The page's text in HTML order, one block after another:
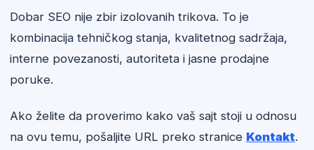
Dobar SEO nije zbir izolovanih trikova. To je
kombinacija tehničkog stanja, kvalitetnog sadržaja,
interne povezanosti, autoriteta i jasne prodajne
poruke.
Ako želite da proverimo kako vaš sajt stoji u odnosu
na ovu temu, pošaljite URL preko stranice Kontakt.